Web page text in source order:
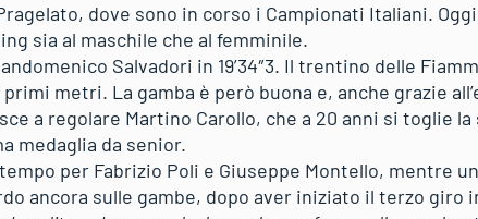
dove sono in corso i Campionati Italiani.
sia al maschile che al femminile.
Salvadori in 19’34″3. Il trentino delle
metri. La gamba è però buona e, anche grazie
a regolare Martino Carollo, che a 20 anni si toglie
medaglia da senior.
per Fabrizio Poli e Giuseppe Montello, mentre
ancora sulle gambe, dopo aver iniziato il terzo giro